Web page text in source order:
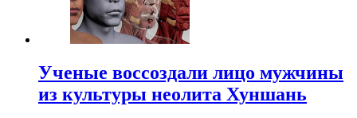
Ученые воссоздали лицо мужчины
из культуры неолита Хуншань